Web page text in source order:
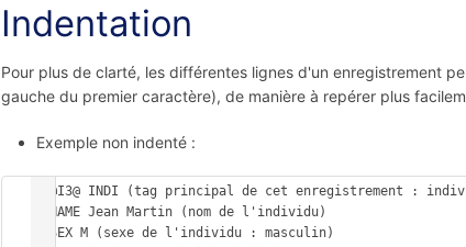
Indentation
Pour plus de clarté, les différentes lignes d'un enregistrement
gauche du premier caractère), de manière à repérer plus
Exemple non indenté :
0 @I3@ INDI (tag principal de cet enregistrement :
1 NAME Jean Martin (nom de l'individu)
1 SEX M (sexe de l'individu : masculin)